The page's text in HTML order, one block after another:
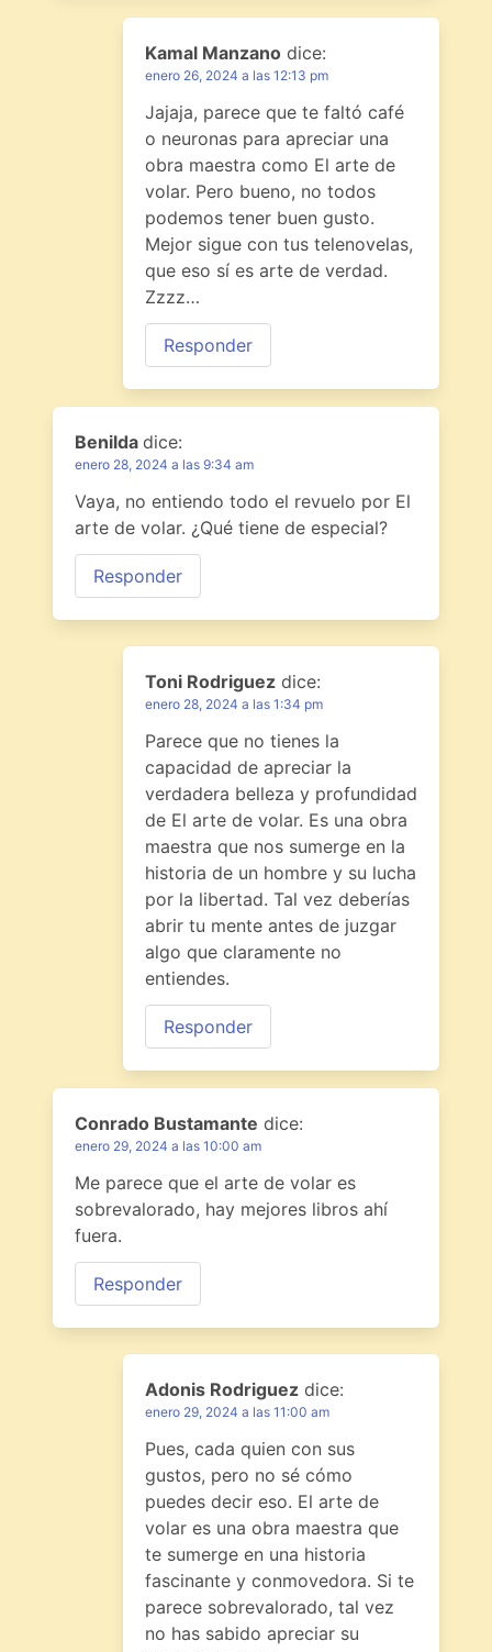
Kamal Manzano dice:
enero 26, 2024 a las 12:13 pm
Jajaja, parece que te faltó café
o neuronas para apreciar una
obra maestra como El arte de
volar. Pero bueno, no todos
podemos tener buen gusto.
Mejor sigue con tus telenovelas,
que eso sí es arte de verdad.
Zzzz…
Responder
Benilda dice:
enero 28, 2024 a las 9:34 am
Vaya, no entiendo todo el revuelo por El
arte de volar. ¿Qué tiene de especial?
Responder
Toni Rodriguez dice:
enero 28, 2024 a las 1:34 pm
Parece que no tienes la
capacidad de apreciar la
verdadera belleza y profundidad
de El arte de volar. Es una obra
maestra que nos sumerge en la
historia de un hombre y su lucha
por la libertad. Tal vez deberías
abrir tu mente antes de juzgar
algo que claramente no
entiendes.
Responder
Conrado Bustamante dice:
enero 29, 2024 a las 10:00 am
Me parece que el arte de volar es
sobrevalorado, hay mejores libros ahí
fuera.
Responder
Adonis Rodriguez dice:
enero 29, 2024 a las 11:00 am
Pues, cada quien con sus
gustos, pero no sé cómo
puedes decir eso. El arte de
volar es una obra maestra que
te sumerge en una historia
fascinante y conmovedora. Si te
parece sobrevalorado, tal vez
no has sabido apreciar su